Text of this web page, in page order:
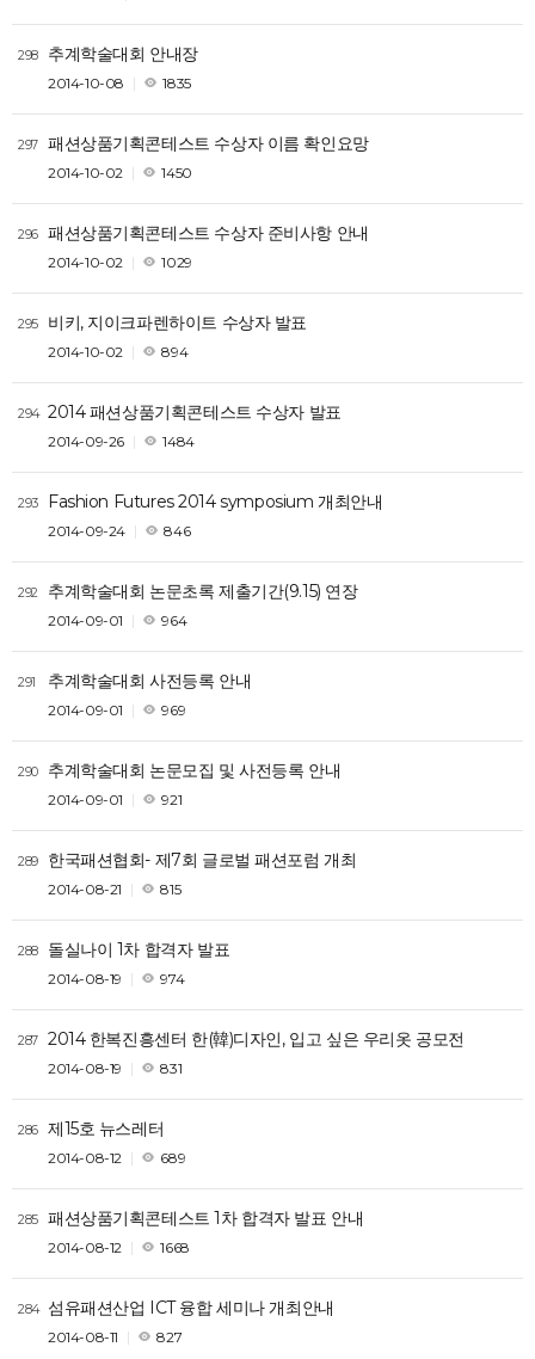
298 추계학술대회 안내장
2014-10-08 1835
297 패션상품기획콘테스트 수상자 이름 확인요망
2014-10-02 1450
296 패션상품기획콘테스트 수상자 준비사항 안내
2014-10-02 1029
295 비키, 지이크파렌하이트 수상자 발표
2014-10-02 894
294 2014 패션상품기획콘테스트 수상자 발표
2014-09-26 1484
293 Fashion Futures 2014 symposium 개최안내
2014-09-24 846
292 추계학술대회 논문초록 제출기간(9.15) 연장
2014-09-01 964
291 추계학술대회 사전등록 안내
2014-09-01 969
290 추계학술대회 논문모집 및 사전등록 안내
2014-09-01 921
289 한국패션협회- 제7회 글로벌 패션포럼 개최
2014-08-21 815
288 돌실나이 1차 합격자 발표
2014-08-19 974
287 2014 한복진흥센터 한(韓)디자인, 입고 싶은 우리옷 공모전
2014-08-19 831
286 제15호 뉴스레터
2014-08-12 689
285 패션상품기획콘테스트 1차 합격자 발표 안내
2014-08-12 1668
284 섬유패션산업 ICT 융합 세미나 개최안내
2014-08-11 827